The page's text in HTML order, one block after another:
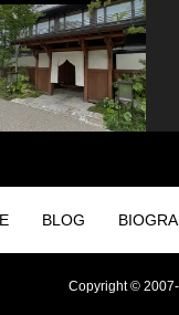
BLOG
Copyright ©